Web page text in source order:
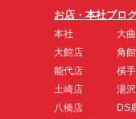
お店・本社ブロ
本社
大館店
能代店
土崎店
八橋店
大
角
横
湯
DS